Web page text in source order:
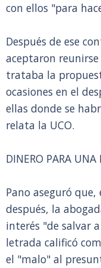
con ellos "para
Después de ese
aceptaron
trataba la
ocasiones en el
ellas donde se
relata la UCO.
DINERO PARA
Pano aseguró
después, la
interés "de salvar
letrada calificó
el "malo" al